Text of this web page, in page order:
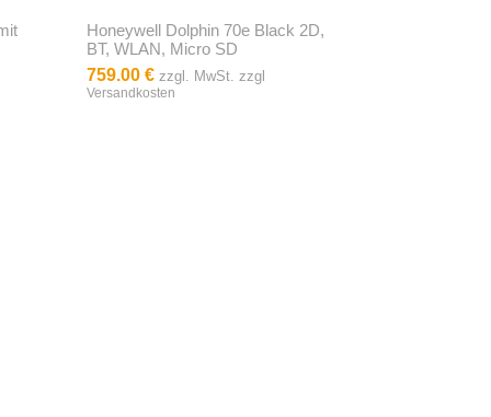
Honeywell Dolphin 70e Black 2D,
BT, WLAN, Micro SD
759.00 €zzgl. MwSt. zzgl
Versandkosten